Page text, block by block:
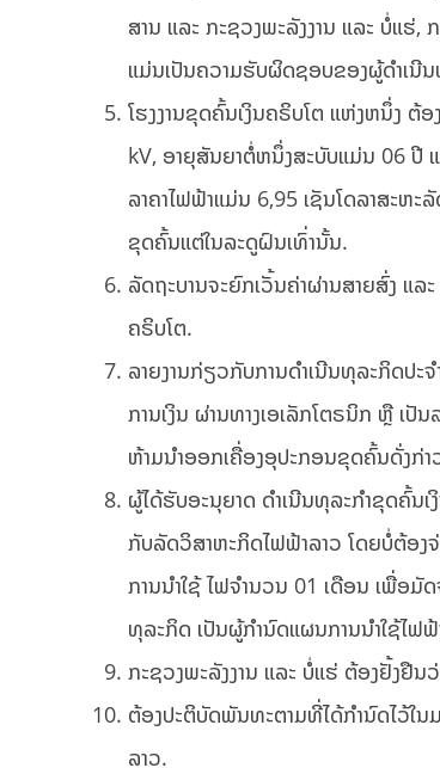
ສານ ແລະ ກະຊວງພະລັງງານ ແລະ ບໍ່ແຮ່,
ແມ່ນເປັນຄວາມຮັບຜິດຊອບຂອງຜູ້ດໍາເນີນ
ໂຮງງານຂຸດຄົ້ນເງິນຄຣິບໂຕ ແຫ່ງຫນຶ່ງ ຕ້
kV, ອາຍຸສັນຍາຕໍ່ຫນຶ່ງສະບັບແມ່ນ 06 ປີ
ລາຄາໄຟຟ້າແມ່ນ 6,95 ເຊັນໂດລາສະຫ
ຂຸດຄົ້ນແຕ່ໃນລະດູຝົນເທົ່ານັ້ນ.
ລັດຖະບານຈະຍົກເວັ້ນຄ່າຜ່ານສາຍສົ່ງ ແລ
ຄຣິບໂຕ.
ລາຍງານກ່ຽວກັບການດໍາເນີນທຸລະກິດປະ
ການເງິນ ຜ່ານທາງເອເລັກໂຕຣນິກ ຫຼື ເ
ຫ້າມນໍາອອກເຄື່ອງອຸປະກອນຂຸດຄົ້ນດັ່ງກ່າ
ຜູ້ໄດ້ຮັບອະນຸຍາດ ດໍາເນີນທຸລະກໍາຂຸດຄົ້ນ
ກັບລັດວິສາຫະກິດໄຟຟ້າລາວ ໂດຍບໍ່ຕ້ອງ
ການນໍາໃຊ້ ໄຟຈໍານວນ 01 ເດືອນ ເພື່ອ
ທຸລະກິດ ເປັນຜູ້ກໍານົດແຜນການນໍາໃຊ້ໄຟ
ກະຊວງພະລັງງານ ແລະ ບໍ່ແຮ່ ຕ້ອງຢັ້ງຢື
ຕ້ອງປະຕິບັດພັນທະຕາມທີ່ໄດ້ກໍານົດໄວ້ໃ
ລາວ.